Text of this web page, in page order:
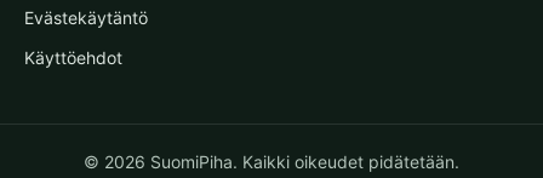
Evästekäytäntö
Käyttöehdot
© 2026 SuomiPiha. Kaikki oikeudet pidätetään.